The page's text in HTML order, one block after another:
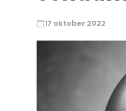
17 oktober 2022